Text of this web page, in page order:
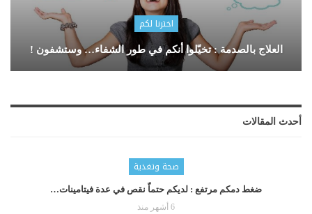
اخترنا لكم
العلاج بالصدمة : تخيّلوا أنكم في طور الشفاء… وستشفون !
أحدث المقالات
صحة وتغذية
ضغط دمكم مرتفع : لديكم حتماّ نقص في عدة فيتامينات…
6 أشهر منذ